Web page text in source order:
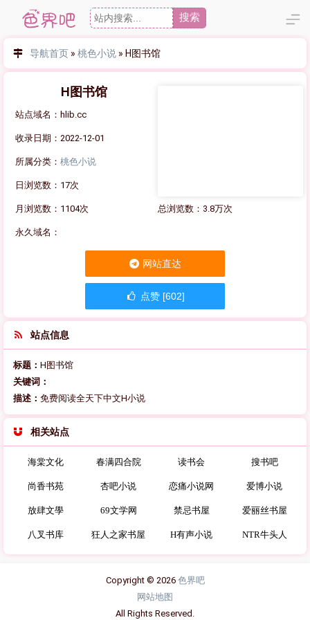
搜索
导航首页 » 桃色小说 » H图书馆
H图书馆
站点域名：hlib.cc
收录日期：2022-12-01
所属分类： 桃色小说
日浏览数：17次
月浏览数：1104次 总浏览数：3.8万次
永久域名：
网站直达
点赞 [602]
站点信息
标题： H图书馆
关键词：
描述： 免费阅读全天下中文H小说
相关站点
海棠文化 春满四合院 读书会 搜书吧
尚香书苑 杏吧小说 恋痛小说网 爱博小说
放肆文學 69文学网 禁忌书屋 爱丽丝书屋
八叉书库 狂人之家书屋 H有声小说 NTR牛头人
Copyright © 2026 色界吧
网站地图
All Rights Reserved.